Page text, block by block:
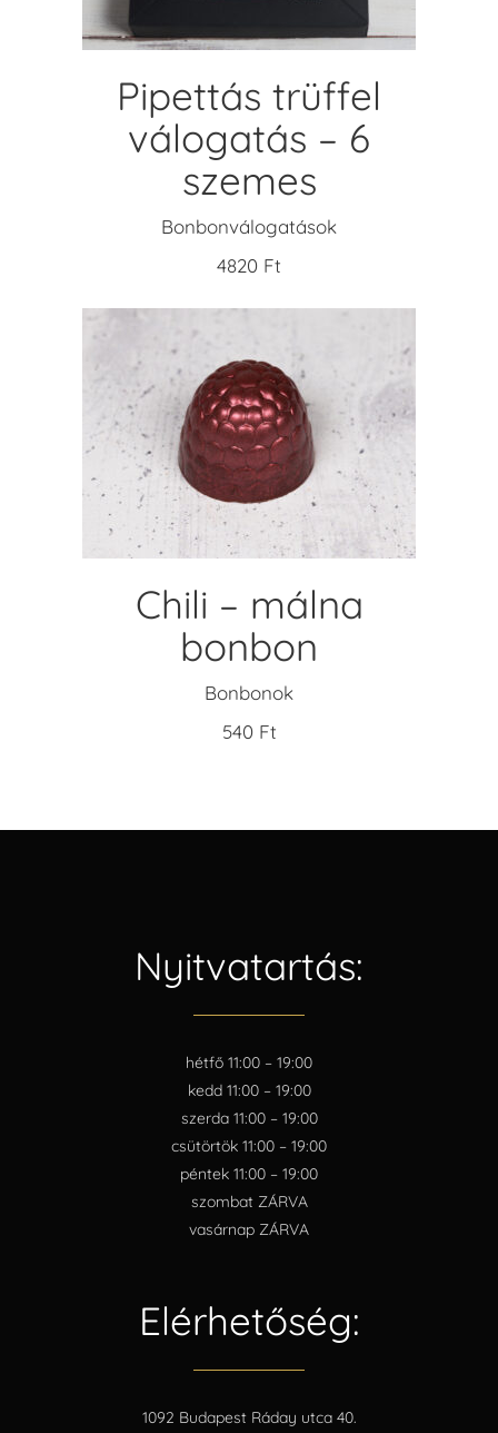
Pipettás trüffel
válogatás – 6
szemes
Bonbonválogatások
4820 Ft
KOSÁRBA TESZEM
Chili – málna
bonbon
Bonbonok
540 Ft
Nyitvatartás:
hétfő 11:00 – 19:00
kedd 11:00 – 19:00
szerda 11:00 – 19:00
csütörtök 11:00 – 19:00
péntek 11:00 – 19:00
szombat ZÁRVA
vasárnap ZÁRVA
Elérhetőség:
1092 Budapest Ráday utca 40.